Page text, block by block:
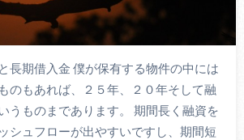
長期借入金 僕が保有する物件の中には
のもあれば、２５年、２０年そして融
うものまであります。 期間長く融資を
シュフローが出やすいですし、期間短